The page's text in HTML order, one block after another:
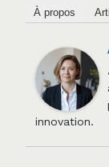
À propos
innovation.